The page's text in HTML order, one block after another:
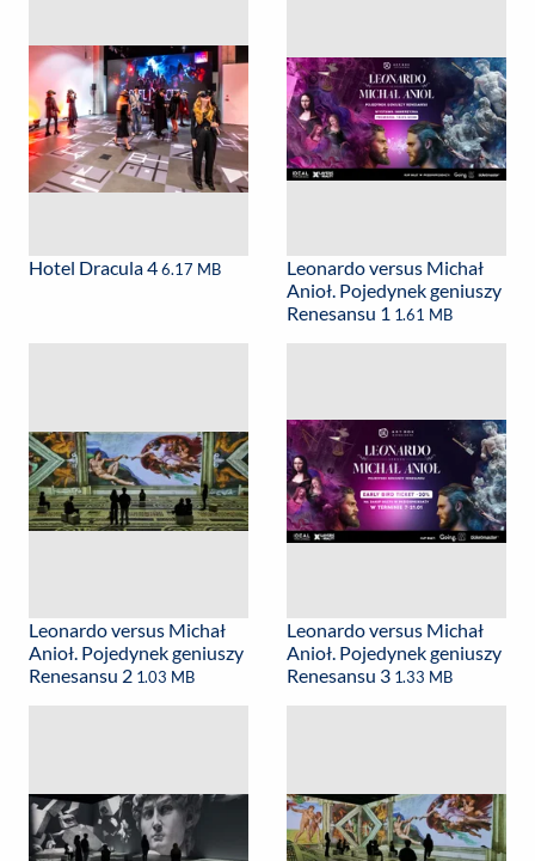
Hotel Dracula 46.17 MB
Leonardo versus Michał
Anioł. Pojedynek geniuszy
Renesansu 1 1.61 MB
Leonardo versus Michał
Anioł. Pojedynek geniuszy
Renesansu 2 1.03 MB
Leonardo versus Michał
Anioł. Pojedynek geniuszy
Renesansu 3 1.33 MB